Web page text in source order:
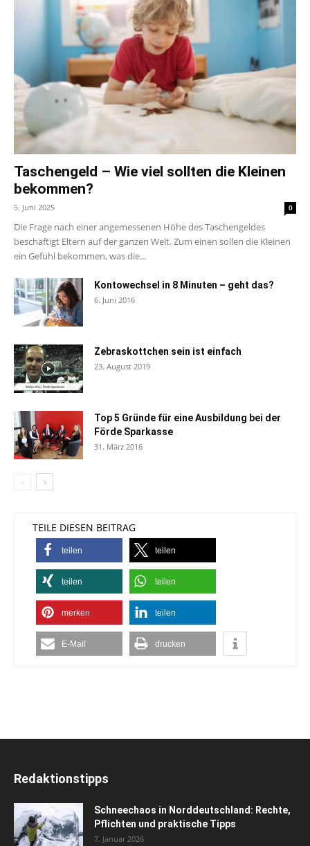
Taschengeld – Wie viel sollten die Kleinen
bekommen?
5. Juni 2025 0
Die Frage nach einer angemessenen Höhe des Taschengeldes
beschäftigt Eltern auf der ganzen Welt. Zum einen sollen die Kleinen
ein Gefühl bekommen, was die...
Kontowechsel in 8 Minuten – geht das?
6. Juni 2016
Zebraskottchen sein ist einfach
23. August 2019
Top 5 Gründe für eine Ausbildung bei der
Förde Sparkasse
31. März 2016
TEILE DIESEN BEITRAG
teilen teilen
teilen teilen
merken teilen
E-Mail drucken
Redaktionstipps
Schneechaos in Norddeutschland: Rechte,
Pflichten und praktische Tipps
7. Januar 2026